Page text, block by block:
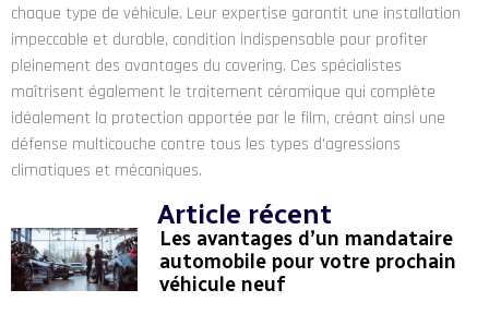
Article récent
Les avantages d’un mandataire
automobile pour votre prochain
véhicule neuf
chaque type de véhicule. Leur expertise garantit une installation
impeccable et durable, condition indispensable pour profiter
pleinement des avantages du covering. Ces spécialistes
maîtrisent également le traitement céramique qui complète
idéalement la protection apportée par le film, créant ainsi une
défense multicouche contre tous les types d'agressions
climatiques et mécaniques.